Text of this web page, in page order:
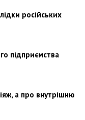
російських
підприємства
а про внутрішню